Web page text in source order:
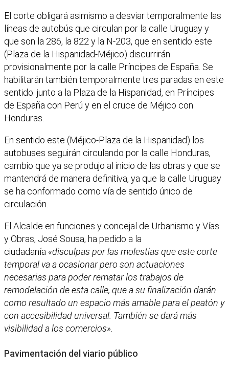
El corte obligará asimismo a desviar temporalmente las
líneas de autobús que circulan por la calle Uruguay y
que son la 286, la 822 y la N-203, que en sentido este
(Plaza de la Hispanidad-Méjico) discurrirán
provisionalmente por la calle Príncipes de España. Se
habilitarán también temporalmente tres paradas en este
sentido: junto a la Plaza de la Hispanidad, en Príncipes
de España con Perú y en el cruce de Méjico con
Honduras.
En sentido este (Méjico-Plaza de la Hispanidad) los
autobuses seguirán circulando por la calle Honduras,
cambio que ya se produjo al inicio de las obras y que se
mantendrá de manera definitiva, ya que la calle Uruguay
se ha conformado como vía de sentido único de
circulación.
El Alcalde en funciones y concejal de Urbanismo y Vías
y Obras, José Sousa, ha pedido a la
ciudadanía «disculpas por las molestias que este corte
temporal va a ocasionar pero son actuaciones
necesarias para poder rematar los trabajos de
remodelación de esta calle, que a su finalización darán
como resultado un espacio más amable para el peatón y
con accesibilidad universal. También se dará más
visibilidad a los comercios».
Pavimentación del viario público